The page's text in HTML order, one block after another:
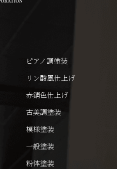
ピアノ調塗装
リン酸風仕上げ
赤錆色仕上げ
古美調塗装
模様塗装
一般塗装
粉体塗装